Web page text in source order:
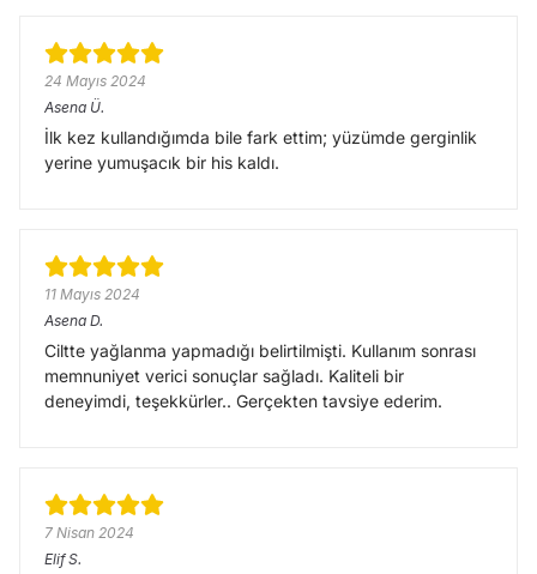
24 Mayıs 2024
Asena Ü.
İlk kez kullandığımda bile fark ettim; yüzümde gerginlik
yerine yumuşacık bir his kaldı.
11 Mayıs 2024
Asena D.
Ciltte yağlanma yapmadığı belirtilmişti. Kullanım sonrası
memnuniyet verici sonuçlar sağladı. Kaliteli bir
deneyimdi, teşekkürler.. Gerçekten tavsiye ederim.
7 Nisan 2024
Elif S.